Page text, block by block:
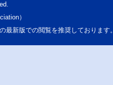
）
新版での閲覧を推奨しております。